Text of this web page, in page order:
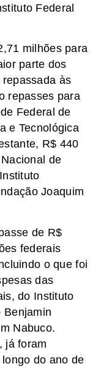
Federal
milhões para
parte dos
às
repasses para
Federal de
e Tecnológica
R$ 440
de
Joaquim
de R$
federais
o que foi
das
do Instituto
Benjamin
Nabuco.
já foram
do ano de